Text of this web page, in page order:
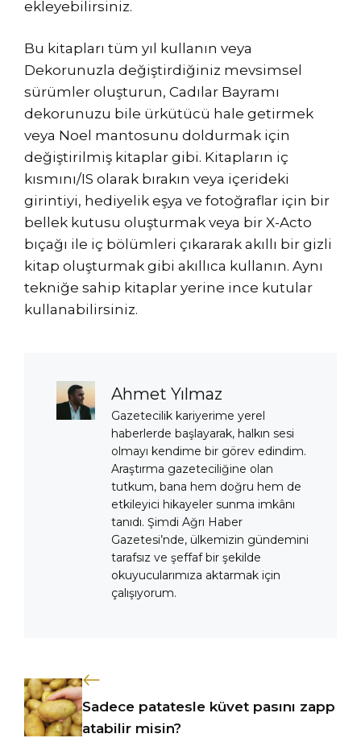
ekleyebilirsiniz.
Bu kitapları tüm yıl kullanın veya
Dekorunuzla değiştirdiğiniz mevsimsel
sürümler oluşturun, Cadılar Bayramı
dekorunuzu bile ürkütücü hale getirmek
veya Noel mantosunu doldurmak için
değiştirilmiş kitaplar gibi. Kitapların iç
kısmını/IS olarak bırakın veya içerideki
girintiyi, hediyelik eşya ve fotoğraflar için bir
bellek kutusu oluşturmak veya bir X-Acto
bıçağı ile iç bölümleri çıkararak akıllı bir gizli
kitap oluşturmak gibi akıllıca kullanın. Aynı
tekniğe sahip kitaplar yerine ince kutular
kullanabilirsiniz.
Ahmet Yılmaz
Gazetecilik kariyerime yerel
haberlerde başlayarak, halkın sesi
olmayı kendime bir görev edindim.
Araştırma gazeteciliğine olan
tutkum, bana hem doğru hem de
etkileyici hikayeler sunma imkânı
tanıdı. Şimdi Ağrı Haber
Gazetesi’nde, ülkemizin gündemini
tarafsız ve şeffaf bir şekilde
okuyucularımıza aktarmak için
çalışıyorum.
Sadece patatesle küvet pasını zapp
atabilir misin?